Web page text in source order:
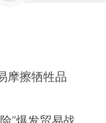
摩擦牺牲品